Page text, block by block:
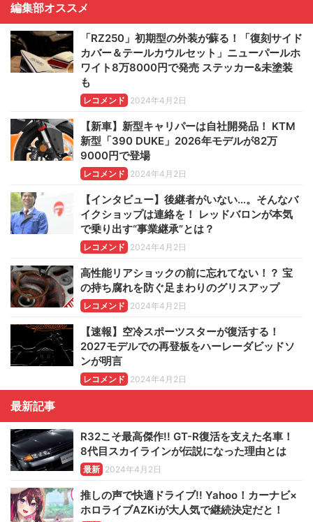
編集部オススメ
「RZ250」初期型の外装が蘇る！「復刻サイド
カバー＆テールカウルセット」ニューパールホ
ワイト8万8000円で発売 ステッカー&未塗装
も
レコメンド 2024年4月2日
【新車】新型キャリパーは自社開発品！ KTM
新型「390 DUKE」2026年モデルが82万
9000円で登場
レコメンド 2024年4月2日
【インタビュー】後継者がいない…。そんなバ
イクショップは連絡を！ レッドバロンが本気
で乗り出す“事業継承”とは？
レコメンド 2024年4月2日
高性能リアショックの前に忘れてない！？ 宝
の持ち腐れを防ぐ足まわりのグリスアップ
レコメンド 2024年4月2日
【速報】空冷スポーツスターが復活する！
2027モデルでの再登板をハーレーダビッドソ
ンが明言
レコメンド 2024年4月2日
最新記事
R32こそ最高傑作!! GT-R復活を支えた名車！
8代目スカイラインが伝説になった理由とは
最新 2024年4月2日
推しの声で快適ドライブ!! Yahoo！カーナビ×
ホロライブAZKiが大人気で継続決定だと！